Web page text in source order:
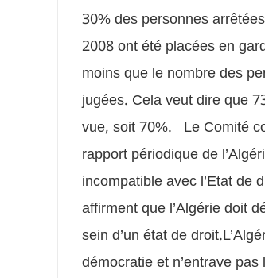
30% des personnes
2008 ont été placées en
moins que le nombre des
jugées. Cela veut dire que
vue, soit 70%. Le Comité
rapport périodique de
incompatible avec l’Etat de
affirment que l’Algérie doit
sein d’un état de
démocratie et n’entrave